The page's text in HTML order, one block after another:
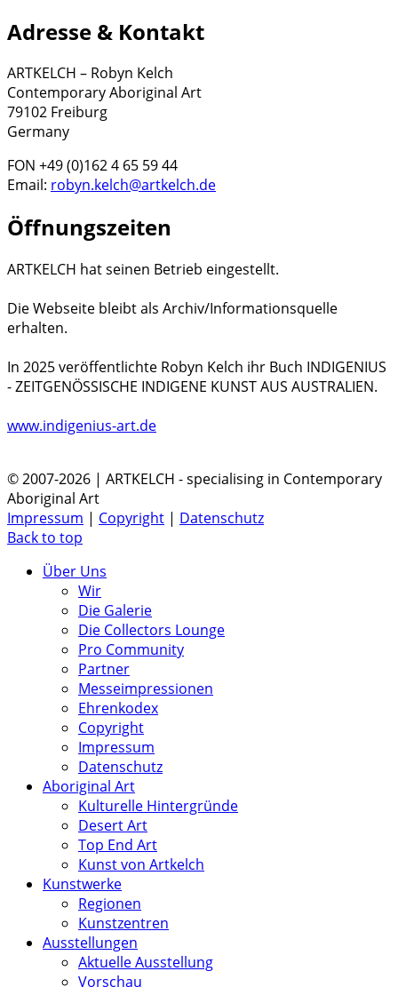
Adresse & Kontakt
ARTKELCH – Robyn Kelch
Contemporary Aboriginal Art
79102 Freiburg
Germany
FON +49 (0)162 4 65 59 44
Email: robyn.kelch@artkelch.de
Öffnungszeiten
ARTKELCH hat seinen Betrieb eingestellt.
Die Webseite bleibt als Archiv/Informationsquelle
erhalten.
In 2025 veröffentlichte Robyn Kelch ihr Buch INDIGENIUS
- ZEITGENÖSSISCHE INDIGENE KUNST AUS AUSTRALIEN.
www.indigenius-art.de
© 2007-2026 | ARTKELCH - specialising in Contemporary
Aboriginal Art
Impressum | Copyright | Datenschutz
Back to top
Über Uns
Wir
Die Galerie
Die Collectors Lounge
Pro Community
Partner
Messeimpressionen
Ehrenkodex
Copyright
Impressum
Datenschutz
Aboriginal Art
Kulturelle Hintergründe
Desert Art
Top End Art
Kunst von Artkelch
Kunstwerke
Regionen
Kunstzentren
Ausstellungen
Aktuelle Ausstellung
Vorschau